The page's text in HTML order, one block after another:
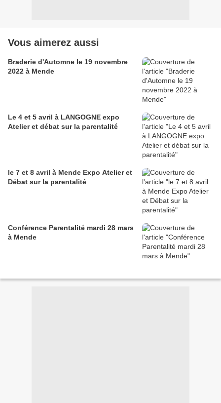
Vous aimerez aussi
Braderie d'Automne le 19 novembre
2022 à Mende
Le 4 et 5 avril à LANGOGNE expo
Atelier et débat sur la parentalité
le 7 et 8 avril à Mende Expo Atelier et
Débat sur la parentalité
Conférence Parentalité mardi 28 mars
à Mende